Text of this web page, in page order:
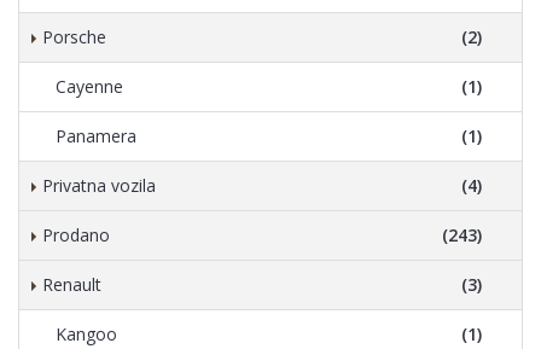
Porsche (2)
Cayenne (1)
Panamera (1)
Privatna vozila (4)
Prodano (243)
Renault (3)
Kangoo (1)